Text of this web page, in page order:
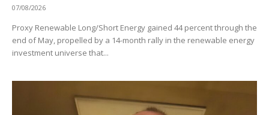
07/08/2026
Proxy Renewable Long/Short Energy gained 44 percent through the
end of May, propelled by a 14-month rally in the renewable energy
investment universe that...